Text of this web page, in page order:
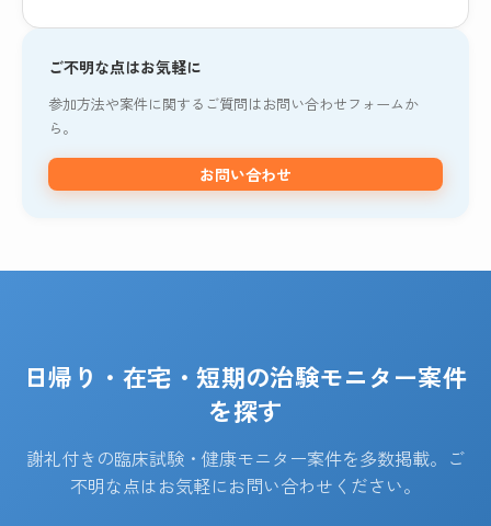
ご不明な点はお気軽に
参加方法や案件に関するご質問はお問い合わせフォームか
ら。
お問い合わせ
日帰り・在宅・短期の治験モニター案件
を探す
謝礼付きの臨床試験・健康モニター案件を多数掲載。ご
不明な点はお気軽にお問い合わせください。